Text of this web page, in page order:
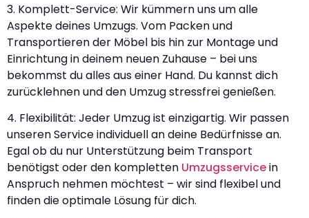
3. Komplett-Service: Wir kümmern uns um alle
Aspekte deines Umzugs. Vom Packen und
Transportieren der Möbel bis hin zur Montage und
Einrichtung in deinem neuen Zuhause – bei uns
bekommst du alles aus einer Hand. Du kannst dich
zurücklehnen und den Umzug stressfrei genießen.
4. Flexibilität: Jeder Umzug ist einzigartig. Wir passen
unseren Service individuell an deine Bedürfnisse an.
Egal ob du nur Unterstützung beim Transport
benötigst oder den kompletten Umzugsservicein
Anspruch nehmen möchtest – wir sind flexibel und
finden die optimale Lösung für dich.